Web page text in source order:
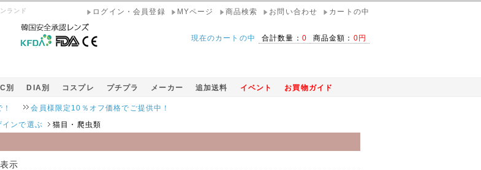
ランド ログイン・会員登録 MYページ 商品検索 お問い合わせ カートの中
現在のカートの中 合計数量： 0 商品金額： 0円
別 DIA別 コスプレ プチプラ メーカー 追加送料 イベント お買物ガイド
会員様限定10％オフ価格でご提供中！
インで選ぶ 猫目・爬虫類
示